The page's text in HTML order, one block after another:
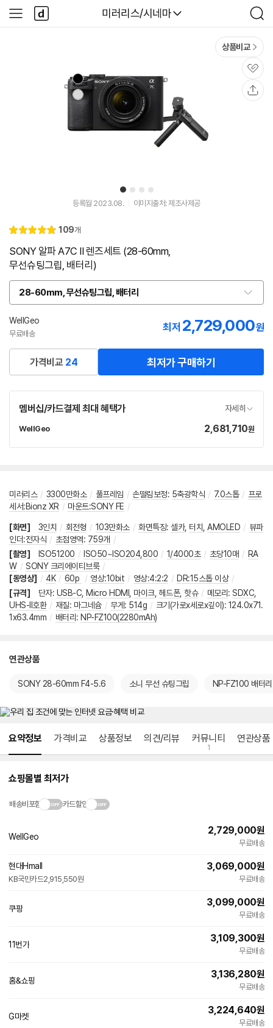
다나와
미러리스/시네마
검
색
사
이
다
나
와
1 2 3 4
상품비교
관
심
등록월 2023.08. 이미지출처: 제조사제공
별
4.
리
109개
SONY 알파 A7C II 렌즈세트 (28-60mm,
무선슈팅그립, 배터리)
28-60mm, 무선슈팅그립, 배터리
옵
션
선
택
WellGeo네
페
이
무료배송
최저 2,729,000원
가격비교 24 최저가 구매하기
멤버십/카드결제 최대 혜택가 자세히
WellGeo네
가
2,681,710원
미러리스 / 3300만화소 / 풀프레임 / 손떨림보정: 5축광학식 / 7.0스톱 / 프로
세서:Bionz XR / 마운트:SONY FE /
[화면] 3인치 / 회전형 / 103만화소 / 화면특징: 셀카, 터치 AMOLED / 뷰파
인더:전자식 / 초점영역: 759개 /
[촬영]
ISO51200 / ISO50~ISO204,800 / 1/4000초 / 초당10매 / RA
W / SONY 크리에이티브룩 /
[동영상] / 4K / 60p / 영상:10bit / 영상:4:2:2 / DR:15스톱 이상 /
[규격]
단자: USB-C Micro HDMI 마이크, 헤드폰, 핫슈 / 메모리: SDXC
UHS-II호환 / 재질: 마그네슘 / 무게 : 514g / 크기(가로x세로x깊이): 124.0x71.
1x63.4mm / 배터리: NP-FZ100(2280mAh)
연관상품
SONY 28-60mm F4-5.6 소니 무선 슈팅그립 NP-FZ100 배터리
요약정보 가격비교 상품정보 의견/리뷰 커뮤니티
1
연관상품
쇼핑몰별 최저가
배송비포함 카드할인
WellGeo
이
2,729,000원
무료배송
현대Hmall
KB국민카드2,915,550원
3,069,000원
무료배송
쿠팡
3,099,000원
무료배송
11번가
3,109,300원
무료배송
홈&쇼핑
3,136,280원
무료배송
G마켓
3,224,640원
무료배송